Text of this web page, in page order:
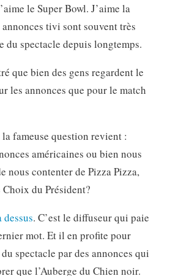
le Super Bowl. J’aime la
tivi sont souvent très
du spectacle depuis longtemps.
que bien des gens regardent le
les annonces que pour le match
fameuse question revient :
américaines ou bien nous
nous contenter de Pizza Pizza,
du Président?
. C’est le diffuseur qui paie
mot. Et il en profite pour
spectacle par des annonces qui
que l’Auberge du Chien noir.